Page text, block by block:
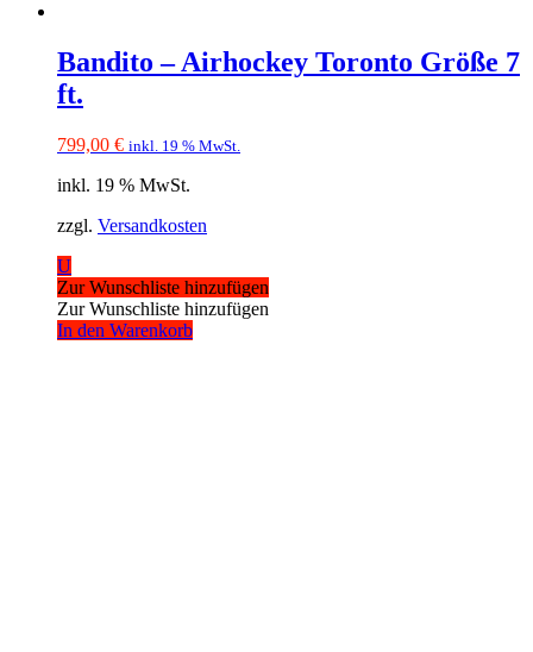
Bandito – Airhockey Toronto Größe 7
ft.
799,00 € inkl. 19 % MwSt.
inkl. 19 % MwSt.
zzgl. Versandkosten
U
Zur Wunschliste hinzufügen
Zur Wunschliste hinzufügen
In den Warenkorb